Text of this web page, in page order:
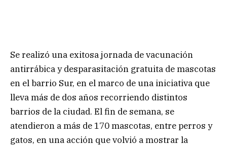
Se realizó una exitosa jornada de vacunación
antirrábica y desparasitación gratuita de mascotas
en el barrio Sur, en el marco de una iniciativa que
lleva más de dos años recorriendo distintos
barrios de la ciudad. El fin de semana, se
atendieron a más de 170 mascotas, entre perros y
gatos, en una acción que volvió a mostrar la